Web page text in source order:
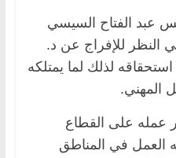
عبد الفتاح السيسي
النظر للإفراج عن د.
لذلك لما يمتلكه
المهني.
عمله على القطاع
العمل في المناطق